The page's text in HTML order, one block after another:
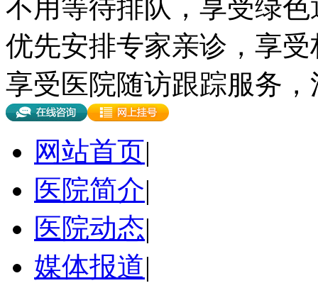
不用等待排队，享受绿
优先安排专家亲诊，享
享受医院随访跟踪服务
网站首页|
医院简介|
医院动态|
媒体报道|